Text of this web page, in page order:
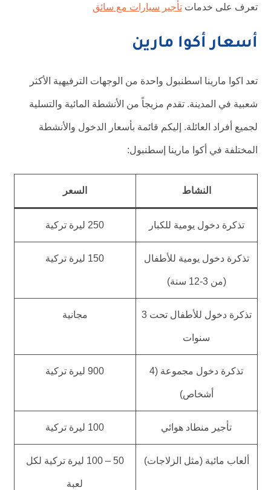
تعرف على خدماتتأجير سيارات مع سائق
أسعار أكوا مارين
تعد اكوا مارينا اسطنبول واحدة من الوجهات الترفيهية الأكثر
شعبية في المدينة. تقدم مزيجاً من الأنشطة المائية والتسلية
لجميع أفراد العائلة. إليكم قائمة بأسعار الدخول والأنشطة
المختلفة في أكوا مارينا إسطنبول:
النشاط السعر
تذكرة دخول يومية للكبار 250 ليرة تركية
تذكرة دخول يومية للأطفال
(من 3-12 سنة)
150 ليرة تركية
تذكرة دخول للأطفال تحت 3
سنوات
مجانية
تذكرة دخول مجموعة (4
أشخاص)
900 ليرة تركية
تأجير منطاد هوائي 100 ليرة تركية
ألعاب مائية (مثل الزلاجات) 50 – 100 ليرة تركية لكل
لعبة